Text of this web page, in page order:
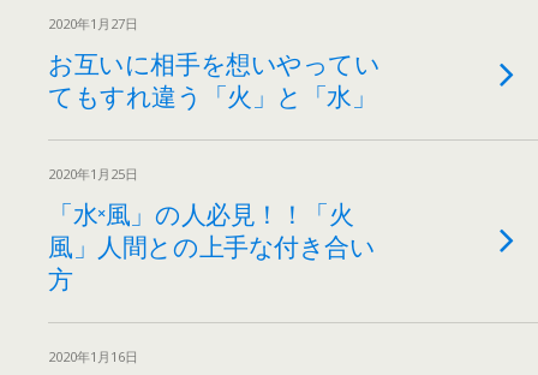
2020年1月27日
お互いに相手を想いやってい
てもすれ違う「火」と「水」
2020年1月25日
「水×風」の人必見！！「火
風」人間との上手な付き合い
方
2020年1月16日